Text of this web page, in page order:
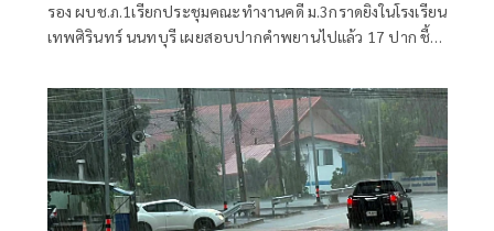
รอง ผบช.ภ.1เรียกประชุมคณะทำงานคดี ม.3กราดยิงในโรงเรียน
เทพศิรินทร์ นนทบุรี เผยสอบปากคำพยานไปแล้ว 17 ปาก ชี้
เพื่อน เสพสื่อโซเชียล พบเคยสั่งซื้อปืนบีบีกันทางออนไลน์มา
โรงเรียนแต่ถูกครูยึด เร่งตรวจสอบมือถือ-คอมพิวเตอร์ โยงเหตุ
สลด